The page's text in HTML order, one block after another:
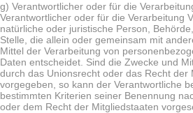
g) Verantwortlicher oder für die
Verantwortlicher oder für die Verarbeitung
natürliche oder juristische Person,
Stelle, die allein oder gemeinsam mit
Mittel der Verarbeitung von
Daten entscheidet. Sind die Zwecke und
durch das Unionsrecht oder das Recht der
vorgegeben, so kann der Verantwortliche
bestimmten Kriterien seiner Benennung
oder dem Recht der Mitgliedstaaten